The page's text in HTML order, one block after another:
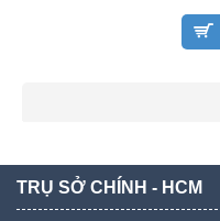
TRỤ SỞ CHÍNH - HCM